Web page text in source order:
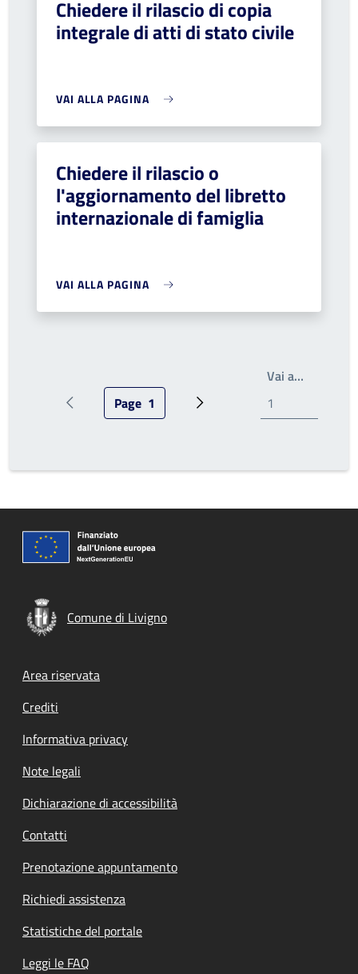
Chiedere il rilascio di copia
integrale di atti di stato civile
VAI ALLA PAGINA
Chiedere il rilascio o
l'aggiornamento del libretto
internazionale di famiglia
VAI ALLA PAGINA
Pagina precedentePagina attuale
Page 1 Prossima pagina
Vai a…Write the
Comune di Livigno
Footer menu
Area riservata
Crediti
Informativa privacy
Note legali
Dichiarazione di accessibilità
Contatti
Prenotazione appuntamento
Richiedi assistenza
Statistiche del portale
Leggi le FAQ